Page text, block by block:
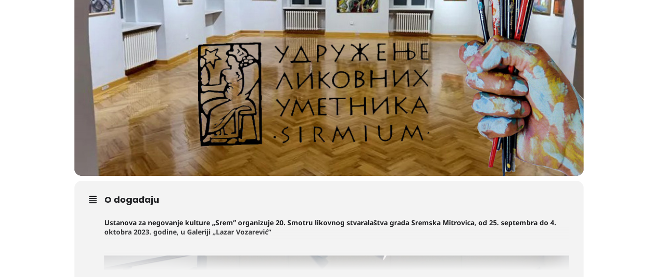
O događaju
Ustanova za negovanje kulture „Srem” organizuje 20. Smotru likovnog stvaralaštva grada Sremska Mitrovica, od 25. septembra do 4.
oktobra 2023. godine, u Galeriji „Lazar Vozarević”